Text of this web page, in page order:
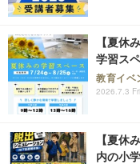
【夏休
学習ス
教育イベ
2026.7.3
【夏休
内の小